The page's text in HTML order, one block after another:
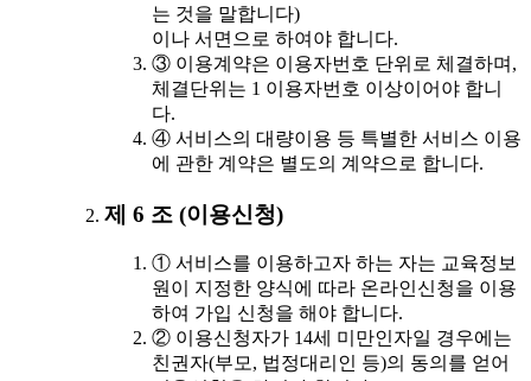
는 것을 말합니다)
이나 서면으로 하여야 합니다.
③ 이용계약은 이용자번호 단위로 체결하며,
체결단위는 1 이용자번호 이상이어야 합니
다.
④ 서비스의 대량이용 등 특별한 서비스 이용
에 관한 계약은 별도의 계약으로 합니다.
제 6 조 (이용신청)
① 서비스를 이용하고자 하는 자는 교육정보
원이 지정한 양식에 따라 온라인신청을 이용
하여 가입 신청을 해야 합니다.
② 이용신청자가 14세 미만인자일 경우에는
친권자(부모, 법정대리인 등)의 동의를 얻어